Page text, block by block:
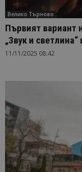
Велико Търново
Първият вариант
„Звук и
11/11/2025 08:42